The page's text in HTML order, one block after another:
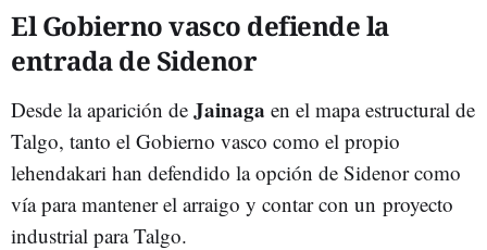
El Gobierno vasco defiende la
entrada de Sidenor
Desde la aparición de Jainaga en el mapa estructural de
Talgo, tanto el Gobierno vasco como el propio
lehendakari han defendido la opción de Sidenor como
vía para mantener el arraigo y contar con un proyecto
industrial para Talgo.